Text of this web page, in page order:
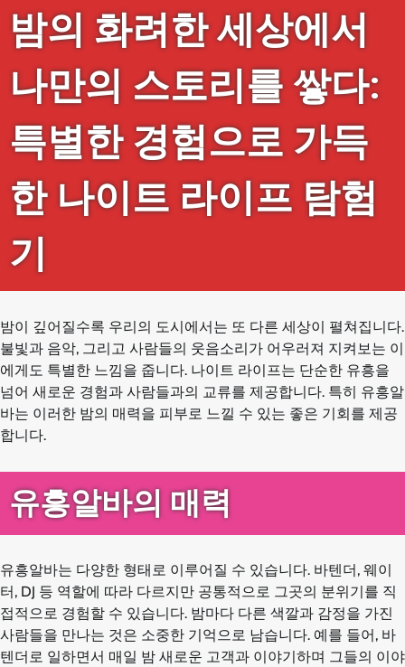
밤의 화려한 세상에서
나만의 스토리를 쌓다:
특별한 경험으로 가득
한 나이트 라이프 탐험
기
밤이 깊어질수록 우리의 도시에서는 또 다른 세상이 펼쳐집니다.
불빛과 음악, 그리고 사람들의 웃음소리가 어우러져 지켜보는 이
에게도 특별한 느낌을 줍니다. 나이트 라이프는 단순한 유흥을
넘어 새로운 경험과 사람들과의 교류를 제공합니다. 특히 유흥알
바는 이러한 밤의 매력을 피부로 느낄 수 있는 좋은 기회를 제공
합니다.
유흥알바의 매력
유흥알바는 다양한 형태로 이루어질 수 있습니다. 바텐더, 웨이
터, DJ 등 역할에 따라 다르지만 공통적으로 그곳의 분위기를 직
접적으로 경험할 수 있습니다. 밤마다 다른 색깔과 감정을 가진
사람들을 만나는 것은 소중한 기억으로 남습니다. 예를 들어, 바
텐더로 일하면서 매일 밤 새로운 고객과 이야기하며 그들의 이야